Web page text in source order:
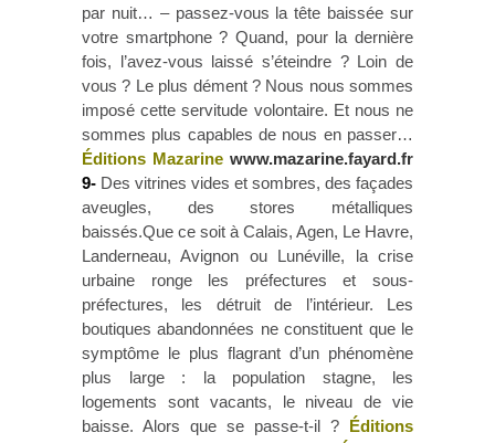
par nuit… – passez-vous la tête baissée sur
votre smartphone ? Quand, pour la dernière
fois, l’avez-vous laissé s’éteindre ? Loin de
vous ? Le plus dément ? Nous nous sommes
imposé cette servitude volontaire. Et nous ne
sommes plus capables de nous en passer…
Éditions Mazarine www.mazarine.fayard.fr
9- Des vitrines vides et sombres, des façades
aveugles, des stores métalliques
baissés.Que ce soit à Calais, Agen, Le Havre,
Landerneau, Avignon ou Lunéville, la crise
urbaine ronge les préfectures et sous-
préfectures, les détruit de l’intérieur. Les
boutiques abandonnées ne constituent que le
symptôme le plus flagrant d’un phénomène
plus large : la population stagne, les
logements sont vacants, le niveau de vie
baisse. Alors que se passe-t-il ? Éditions